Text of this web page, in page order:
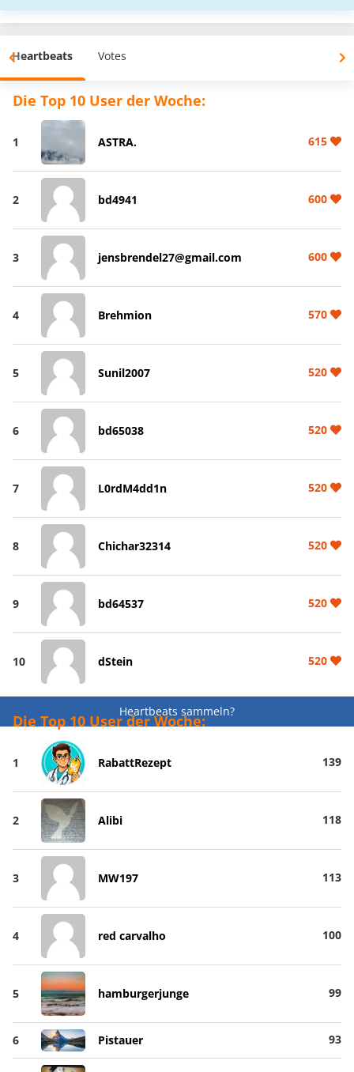
Heartbeats Votes
Die Top 10 User der Woche:
1 ASTRA. 615
2 bd4941 600
3 jensbrendel27@gmail.com 600
4 Brehmion 570
5 Sunil2007 520
6 bd65038 520
7 L0rdM4dd1n 520
8 Chichar32314 520
9 bd64537 520
10 dStein 520
Heartbeats sammeln?
Die Top 10 User der Woche:
1 RabattRezept 139
2 Alibi 118
3 MW197 113
4 red carvalho 100
5 hamburgerjunge 99
6 Pistauer 93